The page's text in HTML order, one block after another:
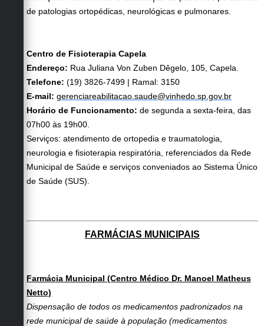
de patologias ortopédicas, neurológicas e pulmonares.
Centro de Fisioterapia Capela
Endereço: Rua Juliana Von Zuben Dêgelo, 105, Capela.
Telefone: (19) 3826-7499 | Ramal: 3150
E-mail: gerenciareabilitacao.saude@vinhedo.sp.gov.br
Horário de Funcionamento: de segunda a sexta-feira, das
07h00 às 19h00.
Serviços: atendimento de ortopedia e traumatologia,
neurologia e fisioterapia respiratória, referenciados da Rede
Municipal de Saúde e serviços conveniados ao Sistema Único
de Saúde (SUS).
FARMÁCIAS MUNICIPAIS
Farmácia Municipal (Centro Médico Dr. Manoel Matheus
Netto)
Dispensação de todos os medicamentos padronizados na
rede municipal de saúde à população (medicamentos